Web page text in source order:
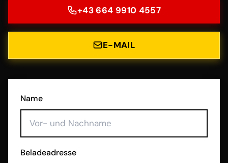
+43 664 9910 4557
E-MAIL
Name
Beladeadresse